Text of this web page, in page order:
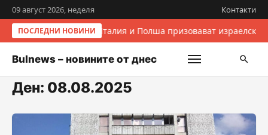
09 август 2026, неделя Контакти
ПОСЛЕДНИ НОВИНИИталия и Полша призовават
Bulnews – новините от днес
Ден: 08.08.2025